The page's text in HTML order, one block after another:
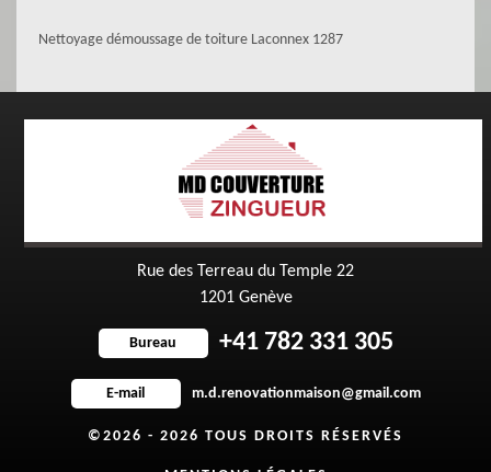
Nettoyage démoussage de toiture Laconnex 1287
Rue des Terreau du Temple 22
1201 Genève
Bureau +41 782 331 305
E-mail m.d.renovationmaison@gmail.com
©2026 - 2026 TOUS DROITS RÉSERVÉS